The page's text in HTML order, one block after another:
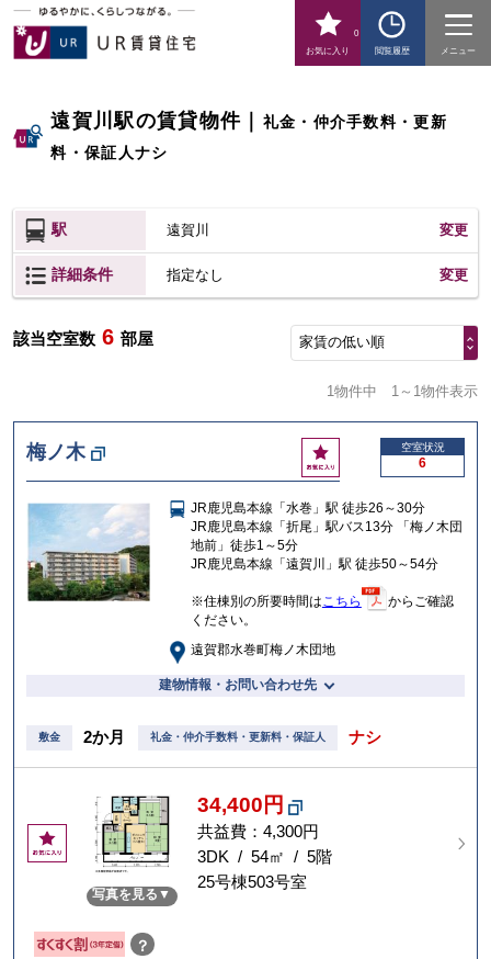
お気に入り
0
閲覧履歴
メニュー
遠賀川駅の賃貸物件
礼金・仲介手数料・更新
料・保証人ナシ
駅 遠賀川 変更
詳細条件 指定なし 変更
該当空室数 6 部屋 家賃の低い順
1物件中 1～1物件表示
梅ノ木
お
気
入
り
空室状況
6
JR鹿児島本線「水巻」駅 徒歩26～30分
JR鹿児島本線「折尾」駅バス13分 「梅ノ木団
地前」徒歩1～5分
JR鹿児島本線「遠賀川」駅 徒歩50～54分
※住棟別の所要時間はこちら
からご確認
ください。
遠賀郡水巻町梅ノ木団地
建物情報・お問い合わせ先
敷金 2か月 礼金・仲介手数料・更新料・保証人 ナシ
お
気
写真を見る
34,400円
共益費：4,300円
3DK / 54㎡ / 5階
25号棟503号室
？